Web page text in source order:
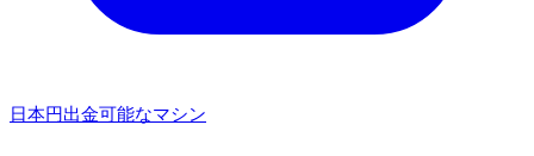
日本円出金可能なマシン